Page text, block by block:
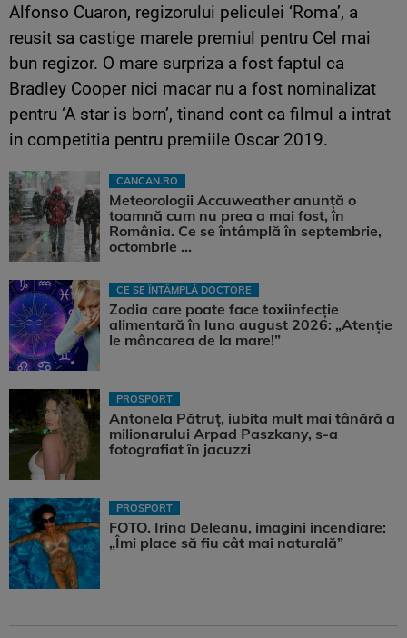
Alfonso Cuaron, regizorului peliculei ‘Roma’, a
reusit sa castige marele premiul pentru Cel mai
bun regizor. O mare surpriza a fost faptul ca
Bradley Cooper nici macar nu a fost nominalizat
pentru ‘A star is born’, tinand cont ca filmul a intrat
in competitia pentru premiile Oscar 2019.
CANCAN.RO
Meteorologii Accuweather anunță o
toamnă cum nu prea a mai fost, în
România. Ce se întâmplă în septembrie,
octombrie ...
CE SE ÎNTÂMPLĂ DOCTORE
Zodia care poate face toxiinfecție
alimentară în luna august 2026: „Atenție
le mâncarea de la mare!”
PROSPORT
Antonela Pătruț, iubita mult mai tânără a
milionarului Arpad Paszkany, s-a
fotografiat în jacuzzi
PROSPORT
FOTO. Irina Deleanu, imagini incendiare:
„Îmi place să fiu cât mai naturală”